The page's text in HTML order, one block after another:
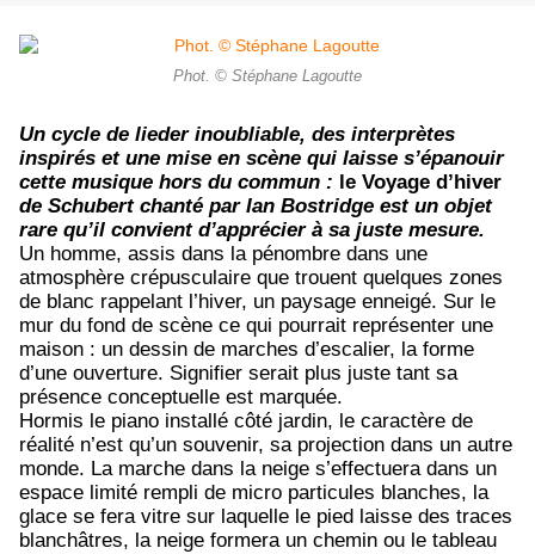
Phot. © Stéphane Lagoutte
Un cycle de lieder inoubliable, des interprètes
inspirés et une mise en scène qui laisse s’épanouir
cette musique hors du commun : le Voyage d’hiver
de Schubert chanté par Ian Bostridge est un objet
rare qu’il convient d’apprécier à sa juste mesure.
Un homme, assis dans la pénombre dans une
atmosphère crépusculaire que trouent quelques zones
de blanc rappelant l’hiver, un paysage enneigé. Sur le
mur du fond de scène ce qui pourrait représenter une
maison : un dessin de marches d’escalier, la forme
d’une ouverture. Signifier serait plus juste tant sa
présence conceptuelle est marquée.
Hormis le piano installé côté jardin, le caractère de
réalité n’est qu’un souvenir, sa projection dans un autre
monde. La marche dans la neige s’effectuera dans un
espace limité rempli de micro particules blanches, la
glace se fera vitre sur laquelle le pied laisse des traces
blanchâtres, la neige formera un chemin ou le tableau